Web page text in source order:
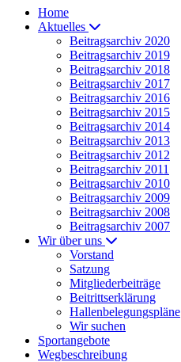
Home
Aktuelles
Beitragsarchiv 2020
Beitragsarchiv 2019
Beitragsarchiv 2018
Beitragsarchiv 2017
Beitragsarchiv 2016
Beitragsarchiv 2015
Beitragsarchiv 2014
Beitragsarchiv 2013
Beitragsarchiv 2012
Beitragsarchiv 2011
Beitragsarchiv 2010
Beitragsarchiv 2009
Beitragsarchiv 2008
Beitragsarchiv 2007
Wir über uns
Vorstand
Satzung
Mitgliederbeiträge
Beitrittserklärung
Hallenbelegungspläne
Wir suchen
Sportangebote
Wegbeschreibung